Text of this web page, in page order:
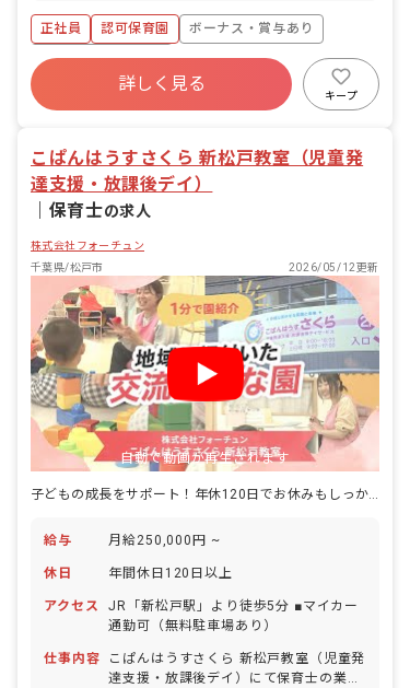
てもらう ・園児と遊ぶことで健やかな成
長を手助けする など、子どもを健康・安
全に預かり、子どもの成長の手助けをす
るお仕事です。
正社員 認可保育園
ボーナス・賞与あり
年間休日120日以上
寮・住宅・家賃補助あり
社会保険完備
昇給昇進あり
詳しく見る
キープ
こぱんはうすさくら 新松戸教室（児童発
達支援・放課後デイ）
保育士の求人
株式会社フォーチュン
千葉県/松戸市
2026/05/12更新
自動で動画が再生されます
子どもの成長をサポート！年休120日でお休みもしっかり確保
給与 月給250,000円 ~
休日 年間休日120日以上
アクセス
JR「新松戸駅」より徒歩5分 ■マイカー
通勤可（無料駐車場あり）
仕事内容
こぱんはうすさくら 新松戸教室（児童発
達支援・放課後デイ）にて保育士の業務